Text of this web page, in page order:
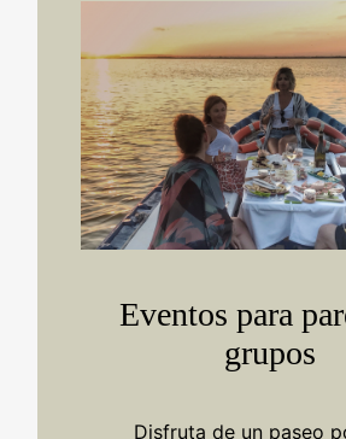
Eventos para
grupos
Disfruta de un paseo